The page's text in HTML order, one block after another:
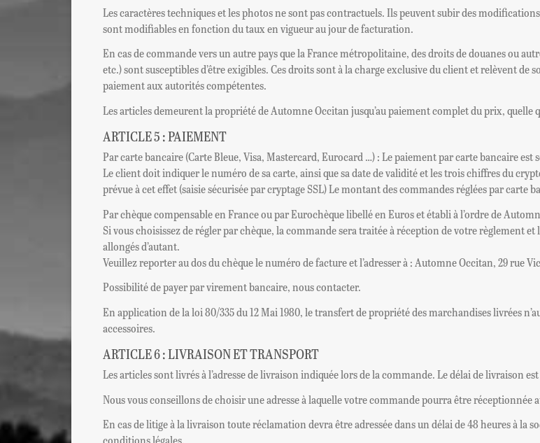
Les caractères techniques et les photos ne sont pas contractuels. Ils peuvent subir des
sont modifiables en fonction du taux en vigueur au jour de facturation.
En cas de commande vers un autre pays que la France métropolitaine, des droits de douanes ou
etc.) sont susceptibles d’être exigibles. Ces droits sont à la charge exclusive du client et relèvent
paiement aux autorités compétentes.
Les articles demeurent la propriété de Automne Occitan jusqu’au paiement complet du prix, quelle
ARTICLE 5 : PAIEMENT
Par carte bancaire (Carte Bleue, Visa, Mastercard, Eurocard …) : Le paiement par carte bancaire est
Le client doit indiquer le numéro de sa carte, ainsi que sa date de validité et les trois chiffres du
prévue à cet effet (saisie sécurisée par cryptage SSL) Le montant des commandes réglées par carte
Par chèque compensable en France ou par Eurochèque libellé en Euros et établi à l’ordre de
Si vous choisissez de régler par chèque, la commande sera traitée à réception de votre règlement
allongés d’autant.
Veuillez reporter au dos du chèque le numéro de facture et l’adresser à : Automne Occitan, 29 rue
Possibilité de payer par virement bancaire, nous contacter.
En application de la loi 80/335 du 12 Mai 1980, le transfert de propriété des marchandises livrées
accessoires.
ARTICLE 6 : LIVRAISON ET TRANSPORT
Les articles sont livrés à l’adresse de livraison indiquée lors de la commande. Le délai de livraison
Nous vous conseillons de choisir une adresse à laquelle votre commande pourra être réceptionnée
En cas de litige à la livraison toute réclamation devra être adressée dans un délai de 48 heures à